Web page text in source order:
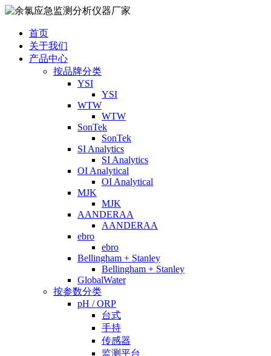
首页
关于我们
产品中心
按品牌分类
YSI
YSI
WTW
WTW
SonTek
SonTek
SI Analytics
SI Analytics
OI Analytical
OI Analytical
MJK
MJK
AANDERAA
AANDERAA
ebro
ebro
Bellingham + Stanley
Bellingham + Stanley
GlobalWater
按参数分类
pH / ORP
台式
手持
传感器
监测平台